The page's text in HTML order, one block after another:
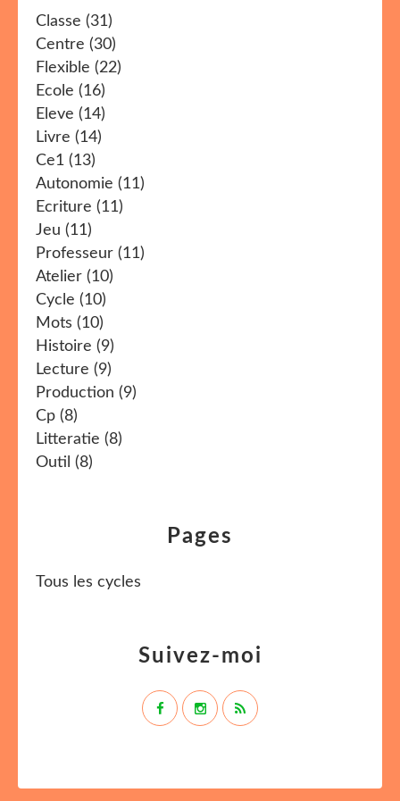
Classe (31)
Centre (30)
Flexible (22)
Ecole (16)
Eleve (14)
Livre (14)
Ce1 (13)
Autonomie (11)
Ecriture (11)
Jeu (11)
Professeur (11)
Atelier (10)
Cycle (10)
Mots (10)
Histoire (9)
Lecture (9)
Production (9)
Cp (8)
Litteratie (8)
Outil (8)
Pages
Tous les cycles
Suivez-moi